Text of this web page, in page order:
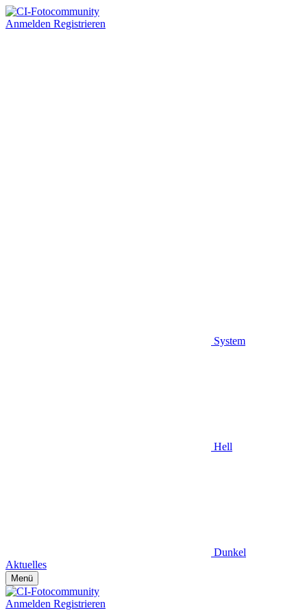
Anmelden Registrieren
System
Hell
Dunkel
Aktuelles
Menü
Anmelden Registrieren